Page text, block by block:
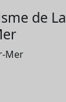
de La
Mer